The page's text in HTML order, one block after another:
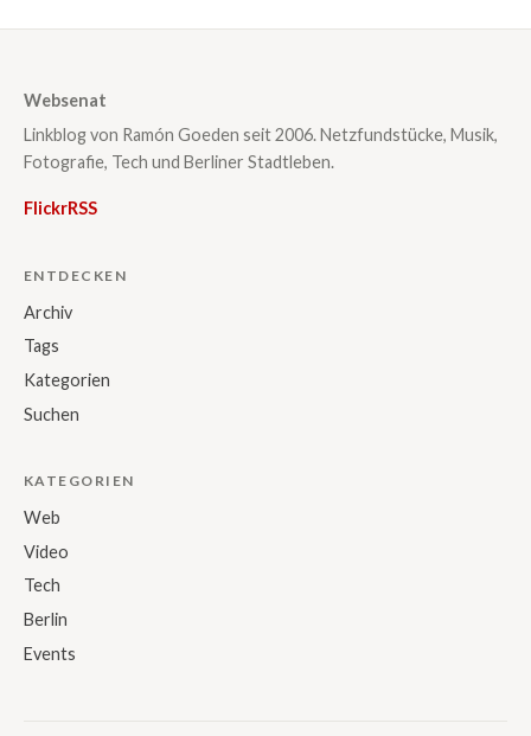
Websenat
Linkblog von Ramón Goeden seit 2006. Netzfundstücke, Musik,
Fotografie, Tech und Berliner Stadtleben.
FlickrRSS
ENTDECKEN
Archiv
Tags
Kategorien
Suchen
KATEGORIEN
Web
Video
Tech
Berlin
Events